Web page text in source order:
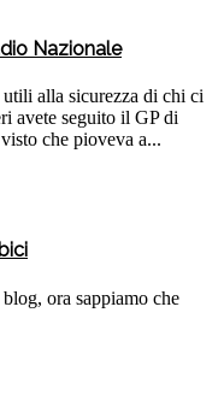
Nazionale
alla sicurezza di chi ci
avete seguito il GP di
che pioveva a...
ora sappiamo che